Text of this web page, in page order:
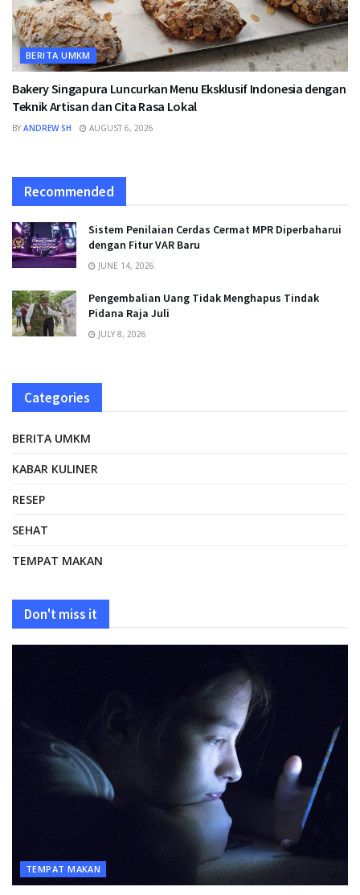
BERITA UMKM
Bakery Singapura Luncurkan Menu Eksklusif Indonesia dengan
Teknik Artisan dan Cita Rasa Lokal
BY ANDREW SH AUGUST 6, 2026
Recommended
Sistem Penilaian Cerdas Cermat MPR Diperbaharui
dengan Fitur VAR Baru
JUNE 14, 2026
Pengembalian Uang Tidak Menghapus Tindak
Pidana Raja Juli
JULY 8, 2026
Categories
BERITA UMKM
KABAR KULINER
RESEP
SEHAT
TEMPAT MAKAN
Don't miss it
TEMPAT MAKAN